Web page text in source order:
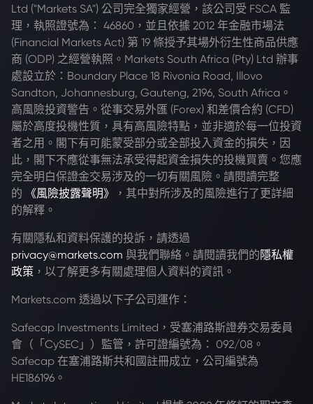
Ltd ("Markets SA") 公司完全獨家經營，該公司受 FSCA 監
理，執照證號為： 46860，並且依據 2012 年金融市場法
(Financial Markets Act) 第 19 條授予其場外衍生性商品供應
商 (ODP) 之經營執照。Markets South Africa (Pty) Ltd 辦事
處設立於：Boundary Place 18 Rivonia Road, Illovo
Sandton, Johannesburg, Gauteng, 2196, South Africa。
高風險投資警告。從事交易外匯 (Forex) 和差價合約 (CFD)
屬於高度投機性質，具有高風險特點，並非適於每一位投資
者之用。閣下有可能蒙受部分或全部投入資金的損失，因
此，閣下不應從事無法承受得起資金損失的投機買賣。您應
完全明白保證金交易涉及的一切有關風險。請閱讀完整
的
《風險披露聲明》
，其中對所涉及的風險進行了更詳細
的解釋。
有關隱私和資料保護的投訴，請透過
privacy@markets.com 與我們聯絡。請閱讀我們的 隱私權
政策 ，以了解更多有關處理個人資料的資訊。
Markets.com 透過以下子公司運作：
Safecap Investments Limited，受塞浦路斯證券交易委員
會（「CySEC」）監管，許可證編號為： 092/08。
Safecap 在塞浦路斯共和國註冊成立，公司編號為
HE186196。